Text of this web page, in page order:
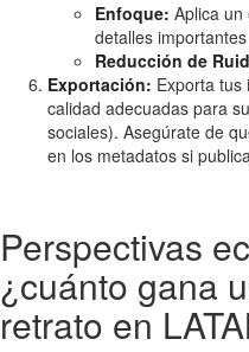
Enfoque: Aplica
detalles
Reducción de
Exportación: Exporta tus
calidad adecuadas para
sociales). Asegúrate de
en los metadatos si
Perspectivas
¿cuánto gana
retrato en